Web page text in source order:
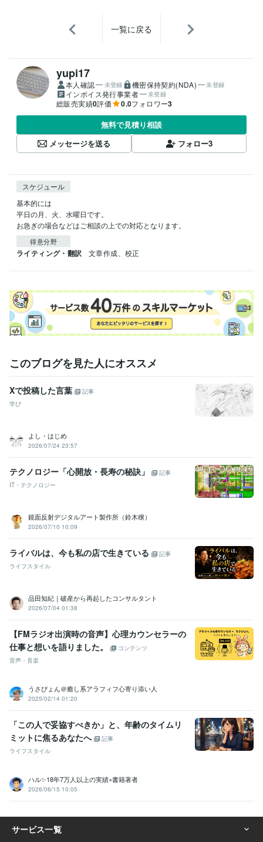
一覧に戻る
yupi17
本人確認 未登録 機密保持契約(NDA) 未登録
インボイス発行事業者 未登録
総販売実績0評価 0.0フォロワー3
無料で見積り相談
メッセージを送る
フォロー3
スケジュール
基本的には
平日の月、火、水曜日です。
お急ぎの場合などはご相談の上での対応となります。
得意分野
ライティング・翻訳 文章作成、校正
このブログを見た人にオススメ
Xで投稿した言葉
記事
学び
よし・はじめ
2026/07/24 23:57
テクノロジー「心開放・長寿の秘訣」
記事
IT・テクノロジー
鏡面反射デジタルアート製作所（鈴木穣）
2026/07/10 10:09
ライバルは、今も私の店で生きている
記事
ライフスタイル
品田知紀｜破産から再起したコンサルタント
2026/07/04 01:38
【FMラジオ出演時の音声】心理カウンセラーの
仕事と想いを語りました。
コンテンツ
音声・音楽
うさぴょん＠癒し系アラフィフ心寄り添い人
2025/02/14 01:20
「この人で妥協すべきか」と、年齢のタイムリ
ミットに焦るあなたへ
記事
ライフスタイル
ハル✨18年7万人以上の実績×書籍著者
2026/06/15 10:05